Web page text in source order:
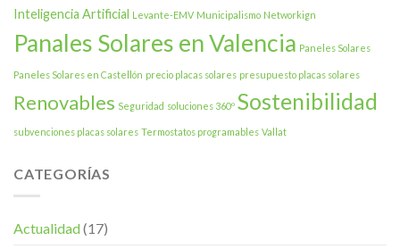
Inteligencia Artificial Levante-EMV Municipalismo Networkign
Panales Solares en Valencia Paneles Solares
Paneles Solares en Castellón precio placas solares presupuesto placas solares
Renovables Seguridad soluciones 360º Sostenibilidad
subvenciones placas solares Termostatos programables Vallat
CATEGORÍAS
Actualidad(17)